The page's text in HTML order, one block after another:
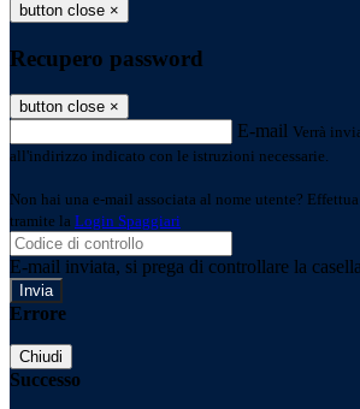
button close ×
Recupero password
button close ×
E-mail Verrà
all'indirizzo indicato con le istruzioni necessarie.
Non hai una e-mail associata al nome utente?
tramite la Login Spaggiari
E-mail inviata, si prega di controllare la
Errore
Chiudi
Successo